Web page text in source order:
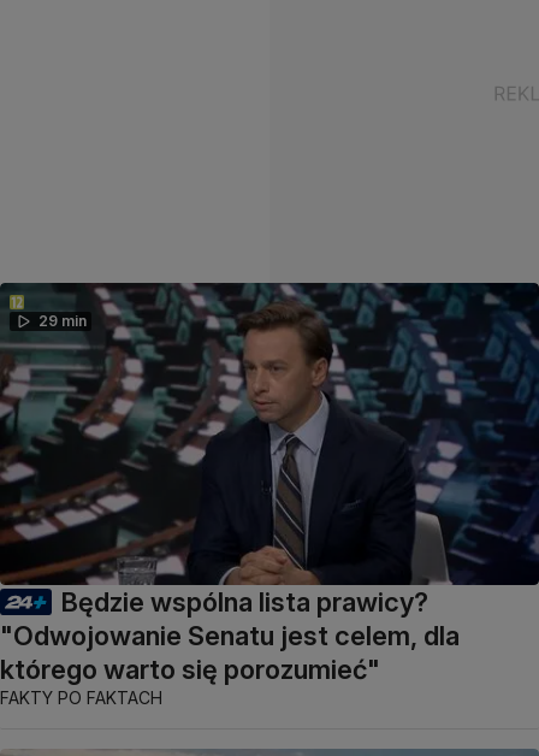
29 min
Będzie wspólna lista prawicy?
"Odwojowanie Senatu jest celem, dla
którego warto się porozumieć"
FAKTY PO FAKTACH